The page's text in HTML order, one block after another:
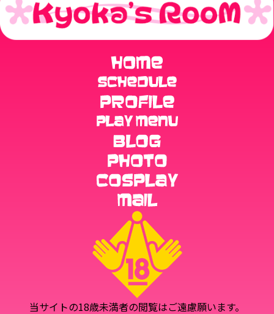
当サイトの18歳未満者の閲覧はご遠慮願います。